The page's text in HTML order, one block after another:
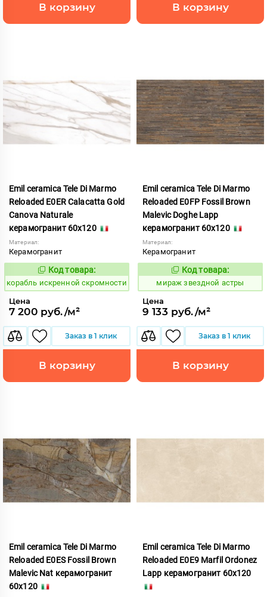
В корзину В корзину
Emil ceramica Tele Di Marmo
Reloaded E0ER Calacatta Gold
Canova Naturale
керамогранит 60x120
Материал:
Керамогранит
770218
Код товара:
корабль искренной скромности
Цена
7 200 руб./м²
Заказ в 1 клик
В корзину
Emil ceramica Tele Di Marmo
Reloaded E0FP Fossil Brown
Malevic Doghe Lapp
керамогранит 60x120
Материал:
Керамогранит
988081
Код товара:
мираж звездной астры
Цена
9 133 руб./м²
Заказ в 1 клик
В корзину
Emil ceramica Tele Di Marmo
Reloaded E0ES Fossil Brown
Malevic Nat керамогранит
60x120
Emil ceramica Tele Di Marmo
Reloaded E0E9 Marfil Ordonez
Lapp керамогранит 60x120